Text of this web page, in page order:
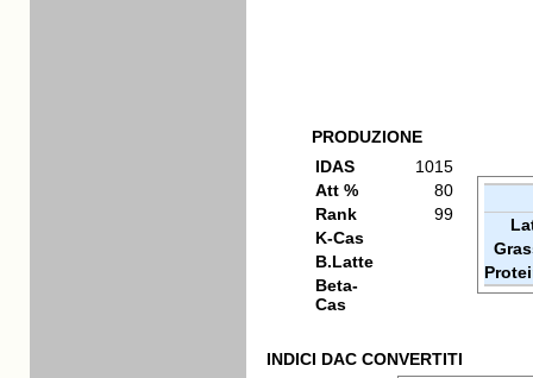
PRODUZIONE
IDAS
1015
Att %
80
Rank
99
K-Cas
B.Latte
Beta-
Cas
INDICI DAC CONVERTITI